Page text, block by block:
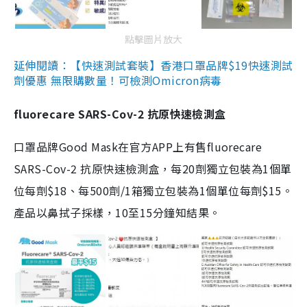
點擊圖片放大
延伸閱讀：【快速測試套裝】香港口罩品牌$19快速測試
劑優惠 無限購數量！可檢測Omicron病毒
fluorecare SARS-Cov-2 抗原快速檢測盒
口罩品牌Good Mask在官方APP上有售fluorecare
SARS-Cov-2 抗原快速檢測盒，每20劑獨立包裝為1個單
位每劑$18、每500劑/1箱獨立包裝為1個單位每劑$15。
產品以鼻拭子採樣，10至15分鐘知結果。